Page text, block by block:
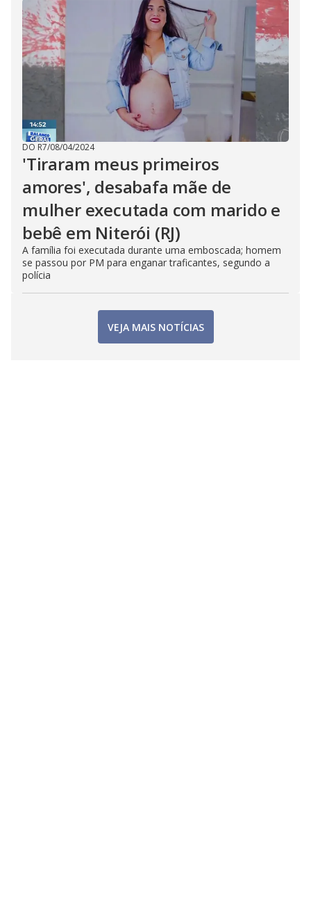
DO R7/08/04/2024
'Tiraram meus primeiros
amores', desabafa mãe de
mulher executada com marido e
bebê em Niterói (RJ)
A família foi executada durante uma emboscada; homem
se passou por PM para enganar traficantes, segundo a
polícia
VEJA MAIS NOTÍCIAS